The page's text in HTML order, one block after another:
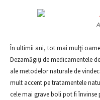
În ultimii ani, tot mai mulţi
Dezamăgiţi de medicamentele
ale metodelor naturale de
mult accent pe tratamentele
cele mai grave boli pot fi